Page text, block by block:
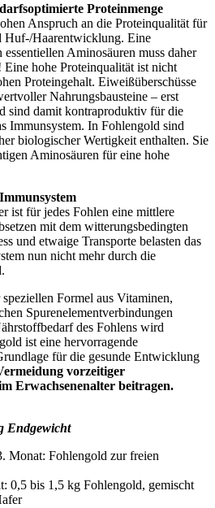
Proteinmenge
Anspruch an die Proteinqualität für
Huf-/Haarentwicklung. Eine
Aminosäuren muss daher
Eine hohe Proteinqualität ist nicht
Proteingehalt. Eiweißüberschüsse
Nahrungsbausteine – erst
sind damit kontraproduktiv für die
Immunsystem. In Fohlengold sind
biologischer Wertigkeit enthalten. Sie
Aminosäuren für eine hohe
ist für jedes Fohlen eine mittlere
mit dem witterungsbedingten
und etwaige Transporte belasten das
nun nicht mehr durch die
Formel aus Vitaminen,
Spurenelementverbindungen
des Fohlens wird
ist eine hervorragende
für die gesunde Entwicklung
vorzeitiger
Erwachsenenalter beitragen.
Endgewicht
Monat: Fohlengold zur freien
0,5 bis 1,5 kg Fohlengold, gemischt